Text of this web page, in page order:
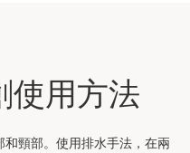
用方法
頸部。使用排水手法，在兩